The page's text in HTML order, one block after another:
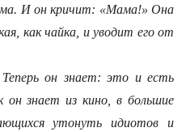
И он кричит: «Мама!» Она
как чайка, и уводит его от
он знает: это и есть
знает из кино, в большие
утонуть идиотов и